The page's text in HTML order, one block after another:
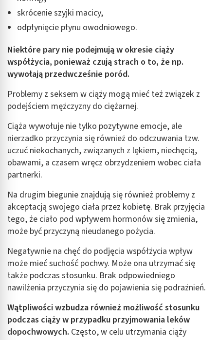
skrócenie szyjki macicy,
odpłynięcie płynu owodniowego.
Niektóre pary nie podejmują w okresie ciąży
współżycia, ponieważ czują strach o to, że np.
wywołają przedwcześnie poród.
Problemy z seksem w ciąży mogą mieć też związek z
podejściem mężczyzny do ciężarnej.
Ciąża wywołuje nie tylko pozytywne emocje, ale
nierzadko przyczynia się również do odczuwania tzw.
uczuć niekochanych, związanych z lękiem, niechęcią,
obawami, a czasem wręcz obrzydzeniem wobec ciała
partnerki.
Na drugim biegunie znajdują się również problemy z
akceptacją swojego ciała przez kobietę. Brak przyjęcia
tego, że ciało pod wpływem hormonów się zmienia,
może być przyczyną nieudanego pożycia.
Negatywnie na chęć do podjęcia współżycia wpływ
może mieć suchość pochwy. Może ona utrzymać się
także podczas stosunku. Brak odpowiedniego
nawilżenia przyczynia się do pojawienia się podrażnień.
Wątpliwości wzbudza również możliwość stosunku
podczas ciąży w przypadku przyjmowania leków
dopochwowych. Często, w celu utrzymania ciąży